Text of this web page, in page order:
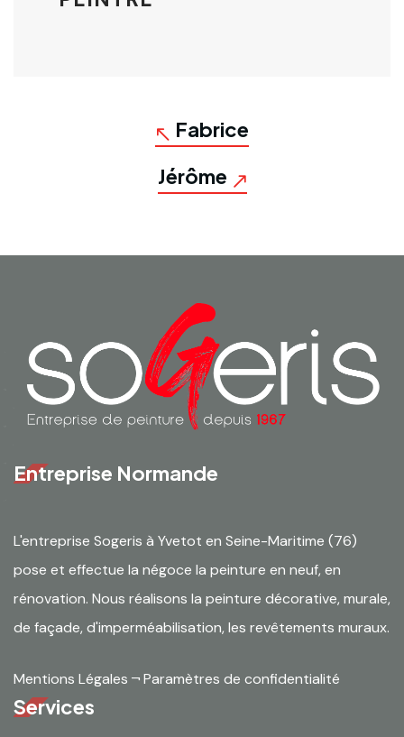
Fabrice
Jérôme
Entreprise Normande
L'entreprise Sogeris à Yvetot en Seine-Maritime (76)
pose et effectue la négoce la peinture en neuf, en
rénovation. Nous réalisons la peinture décorative, murale,
de façade, d'imperméabilisation, les revêtements muraux.
Mentions Légales ¬Paramètres de confidentialité
Services